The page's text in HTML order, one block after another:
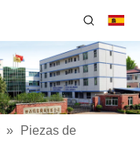
»
Piezas de